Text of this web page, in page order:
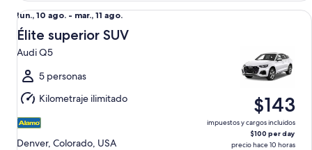
Del
lun.,
10
ago.
al
mar.,
11
ago.
lun., 10 ago. - mar., 11 ago.
Élite superior SUV
Audi Q5
5 personas
Kilometraje ilimitado
Denver, Colorado, USA
$143
impuestos y cargos incluidos
$100 per day
precio hace 10 horas
Élite superior SUV Audi Q5